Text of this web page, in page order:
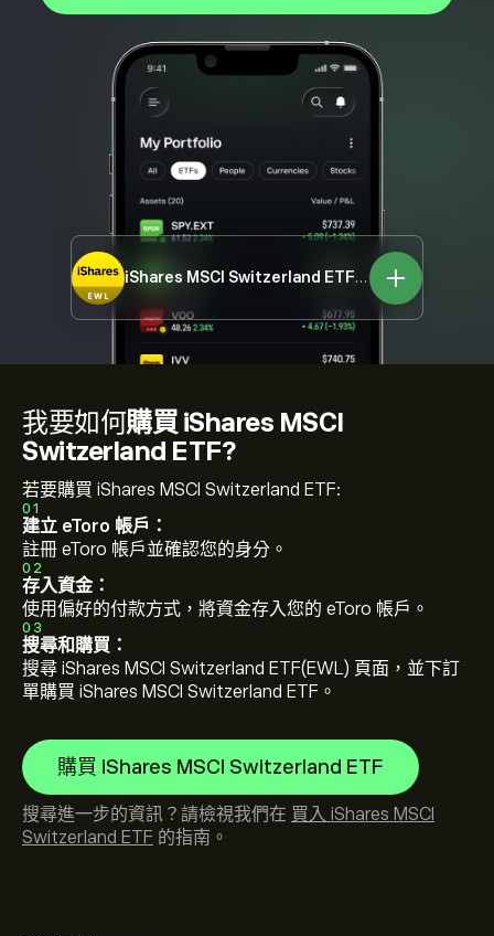
iShares MSCI Switzerland ETFEWL
我要如何購買 iShares MSCI
Switzerland ETF?
若要購買 iShares MSCI Switzerland ETF:
01
建立 eToro 帳戶：
註冊 eToro 帳戶並確認您的身分。
02
存入資金：
使用偏好的付款方式，將資金存入您的 eToro 帳戶。
03
搜尋和購買：
搜尋 iShares MSCI Switzerland ETF(EWL) 頁面，並下訂
單購買 iShares MSCI Switzerland ETF。
購買 iShares MSCI Switzerland ETF
搜尋進一步的資訊？請檢視我們在 買入 iShares MSCI
Switzerland ETF 的指南。